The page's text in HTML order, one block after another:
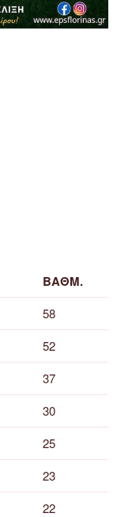
ΒΑΘΜ.
58
52
37
30
25
23
22